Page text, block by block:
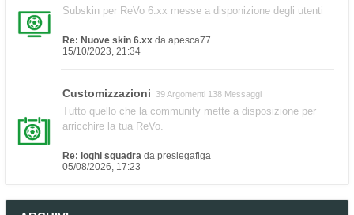
Subskin per ReVo 6.xx messe a disponizione degli utenti
Re: Nuove skin 6.xx da apesca77
15/10/2023, 21:34
Customizzazioni 39 Argomenti 138 Messaggi
Tutto quello che la community mette a disposizione per
arricchire la tua ReVo.
Re: loghi squadra da preslegafiga
05/08/2026, 17:23